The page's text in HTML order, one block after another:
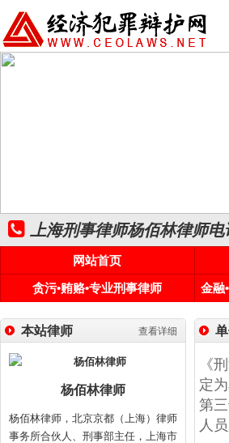
上海刑事律师杨佰林律师
网站首页
贪污•贿赂•专业刑事律师
金融
查看详细
本站律师
杨佰林律师
杨佰林律师，北京京都（上海）律师
事务所合伙人、刑事部主任，上海市
《
定
第
人